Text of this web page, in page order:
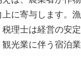
に寄与します。
理士は経営の安
光業に伴う宿泊